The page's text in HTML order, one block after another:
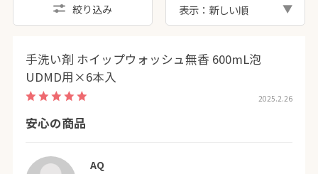
絞り込み 表示：新しい順
手洗い剤 ホイップウォッシュ無香 600mL泡
UDMD用×6本入
2025.2.26
安心の商品
AQ